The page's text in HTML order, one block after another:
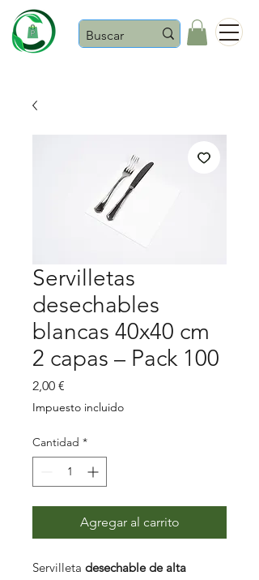
Servilletas
desechables
blancas 40x40 cm
2 capas – Pack 100
2,00 €
Impuesto incluido
Cantidad *
Agregar al carrito
Servilleta desechable de alta